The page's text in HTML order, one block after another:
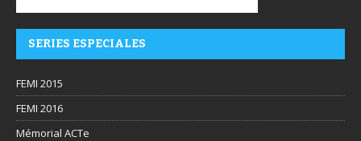
SERIES ESPECIALES
FEMI 2015
FEMI 2016
Mémorial ACTe